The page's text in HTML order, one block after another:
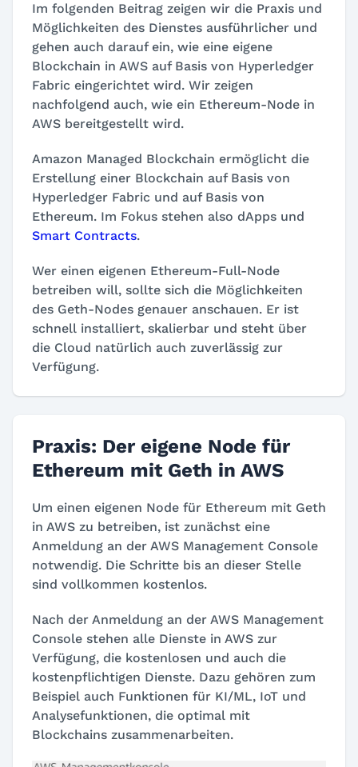
Im folgenden Beitrag zeigen wir die Praxis und
Möglichkeiten des Dienstes ausführlicher und
gehen auch darauf ein, wie eine eigene
Blockchain in AWS auf Basis von Hyperledger
Fabric eingerichtet wird. Wir zeigen
nachfolgend auch, wie ein Ethereum-Node in
AWS bereitgestellt wird.
Amazon Managed Blockchain ermöglicht die
Erstellung einer Blockchain auf Basis von
Hyperledger Fabric und auf Basis von
Ethereum. Im Fokus stehen also dApps und
Smart Contracts.
Wer einen eigenen Ethereum-Full-Node
betreiben will, sollte sich die Möglichkeiten
des Geth-Nodes genauer anschauen. Er ist
schnell installiert, skalierbar und steht über
die Cloud natürlich auch zuverlässig zur
Verfügung.
Praxis: Der eigene Node für
Ethereum mit Geth in AWS
Um einen eigenen Node für Ethereum mit Geth
in AWS zu betreiben, ist zunächst eine
Anmeldung an der AWS Management Console
notwendig. Die Schritte bis an dieser Stelle
sind vollkommen kostenlos.
Nach der Anmeldung an der AWS Management
Console stehen alle Dienste in AWS zur
Verfügung, die kostenlosen und auch die
kostenpflichtigen Dienste. Dazu gehören zum
Beispiel auch Funktionen für KI/ML, IoT und
Analysefunktionen, die optimal mit
Blockchains zusammenarbeiten.